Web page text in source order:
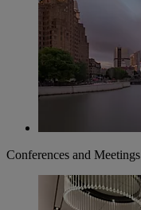
Conferences and Meetings